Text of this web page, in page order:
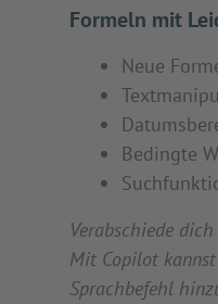
Formeln mit
Neue
Bedingte
Verabschiede
Mit Copilot
Sprachbefehl